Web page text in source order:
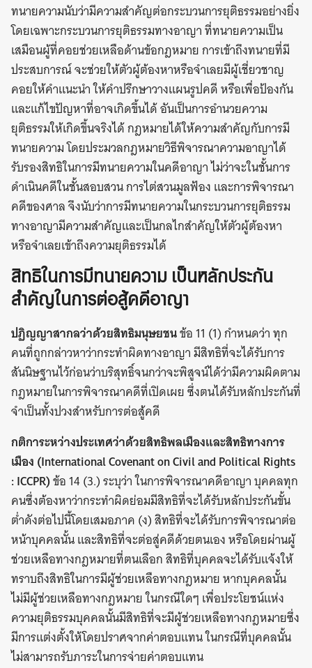
ทนายความนับว่ามีความสำคัญต่อกระบวนการยุติธรรมอย่างยิ่ง
โดยเฉพาะกระบวนการยุติธรรมทางอาญา ที่ทนายความเป็น
เสมือนผู้ที่คอยช่วยเหลือด้านข้อกฎหมาย การเข้าถึงทนายที่มี
ประสบการณ์ จะช่วยให้ตัวผู้ต้องหาหรือจำเลยมีผู้เชี่ยวชาญ
คอยให้คำแนะนำ ให้คำปรึกษาวางแผนรูปคดี หรือเพื่อป้องกัน
และแก้ไขปัญหาที่อาจเกิดขึ้นได้ อันเป็นการอำนวยความ
ยุติธรรมให้เกิดขึ้นจริงได้ กฎหมายได้ให้ความสำคัญกับการมี
ทนายความ โดยประมวลกฎหมายวิธีพิจารณาความอาญาได้
รับรองสิทธิในการมีทนายความในคดีอาญา ไม่ว่าจะในชั้นการ
ดำเนินคดีในชั้นสอบสวน การไต่สวนมูลฟ้อง และการพิจารณา
คดีของศาล จึงนับว่าการมีทนายความในกระบวนการยุติธรรม
ทางอาญามีความสำคัญและเป็นกลไกสำคัญให้ตัวผู้ต้องหา
หรือจำเลยเข้าถึงความยุติธรรมได้
สิทธิในการมีทนายความ เป็นหลักประกัน
สำคัญในการต่อสู้คดีอาญา
ปฏิญญาสากลว่าด้วยสิทธิมนุษยชนข้อ 11 (1) กำหนดว่า ทุก
คนที่ถูกกล่าวหาว่ากระทำผิดทางอาญา มีสิทธิที่จะได้รับการ
สันนิษฐานไว้ก่อนว่าบริสุทธิ์จนกว่าจะพิสูจน์ได้ว่ามีความผิดตาม
กฎหมายในการพิจารณาคดีที่เปิดเผย ซึ่งตนได้รับหลักประกันที่
จำเป็นทั้งปวงสำหรับการต่อสู้คดี
กติการะหว่างประเทศว่าด้วยสิทธิพลเมืองและสิทธิทางการ
เมือง (International Covenant on Civil and Political Rights
: ICCPR)ข้อ 14 (3.) ระบุว่า ในการพิจารณาคดีอาญา บุคคลทุก
คนซึ่งต้องหาว่ากระทำผิดย่อมมีสิทธิที่จะได้รับหลักประกันขั้น
ต่ำดังต่อไปนี้โดยเสมอภาค (ง) สิทธิที่จะได้รับการพิจารณาต่อ
หน้าบุคคลนั้น และสิทธิที่จะต่อสู่คดีด้วยตนเอง หรือโดยผ่านผู้
ช่วยเหลือทางกฎหมายที่ตนเลือก สิทธิที่บุคคลจะได้รับแจ้งให้
ทราบถึงสิทธิในการมีผู้ช่วยเหลือทางกฎหมาย หากบุคคลนั้น
ไม่มีผู้ช่วยเหลือทางกฎหมาย ในกรณีใดๆ เพื่อประโยชน์แห่ง
ความยุติธรรมบุคคลนั้นมีสิทธิที่จะมีผู้ช่วยเหลือทางกฎหมายซึ่ง
มีการแต่งตั้งให้โดยปราศจากค่าตอบแทน ในกรณีที่บุคคลนั้น
ไม่สามารถรับภาระในการจ่ายค่าตอบแทน